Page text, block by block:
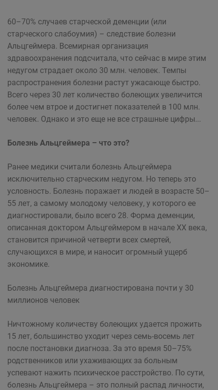
60–70% случаев старческой деменции (или
старческого слабоумия) – следствие болезни
Альцгеймера. Всемирная организация
здравоохранения подсчитала, что сейчас в мире этим
недугом страдает около 30 млн. человек. Темпы
распространения болезни растут ужасающе быстро.
Всего через 30 лет количество болеющих увеличится
более чем втрое и достигнет показателей в 100 млн.
человек. Однако и это еще не все страшные цифры...
Болезнь Альцгеймера – что это?
Ранее медики считали болезнь Альцгеймера
исключительно старческим недугом. Но теперь это
условность. Болезнь поражает и людей в возрасте 50–
55 лет, а самому молодому человеку, у которого ее
диагностировали, было всего 28. Форма деменции,
описанная доктором Альцгеймером в начале ХХ века,
становится причиной четверти всех смертей,
случающихся в мире, и наносит огромный ущерб
экономике.
Болезнь Альцгеймера диагностирована почти у 30
миллионов человек
Ничтожному количеству болеющих удается прожить
15 лет, большинство уходит через семь-восемь лет
после постановки диагноза. За это время 50–75%
родственников или ухаживающих за больным
успевают нажить психическое расстройство. По сути,
болезнь Альцгеймера – это полный распад личности,